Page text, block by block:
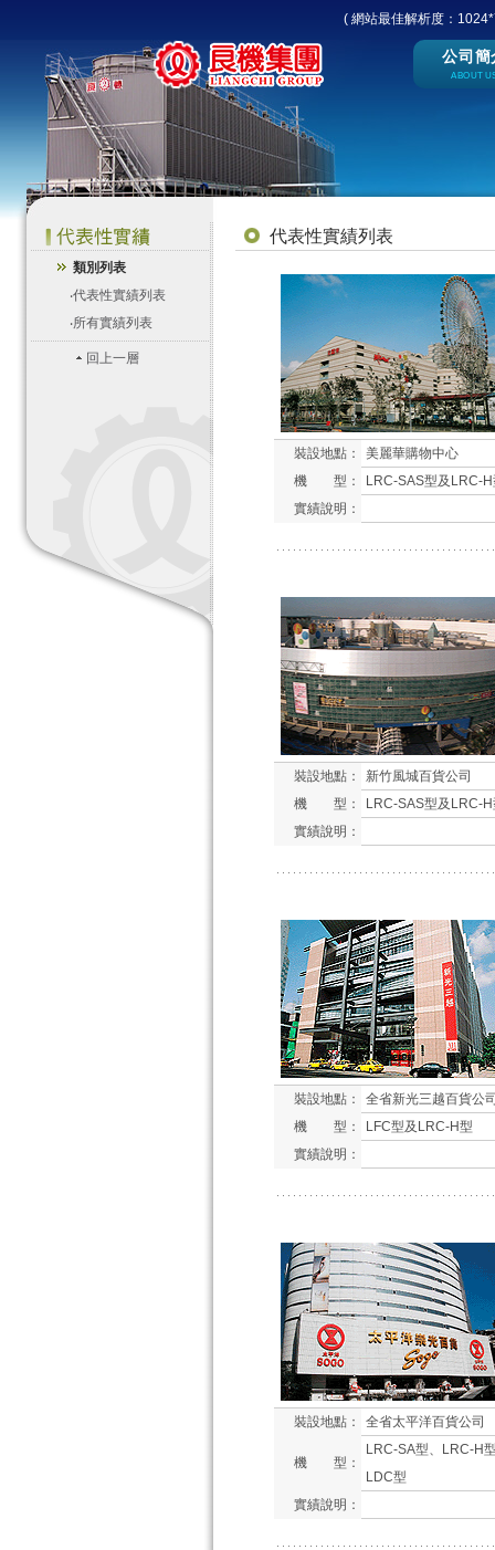
( 網站最佳解析度：
公司簡
ABOUT
類別列表
‧代表性實績列表
‧所有實績列表
回上一層
代表性實績列表
裝設地點：
美麗華購物中心
機 型：
LRC-SAS型及LRC-
實績說明：
裝設地點：
新竹風城百貨公司
機 型：
LRC-SAS型及LRC-
實績說明：
裝設地點：
全省新光三越百貨公
機 型：
LFC型及LRC-H型
實績說明：
裝設地點： 全省太平洋百貨公司
機 型：
LRC-SA型、LRC-H
LDC型
實績說明：